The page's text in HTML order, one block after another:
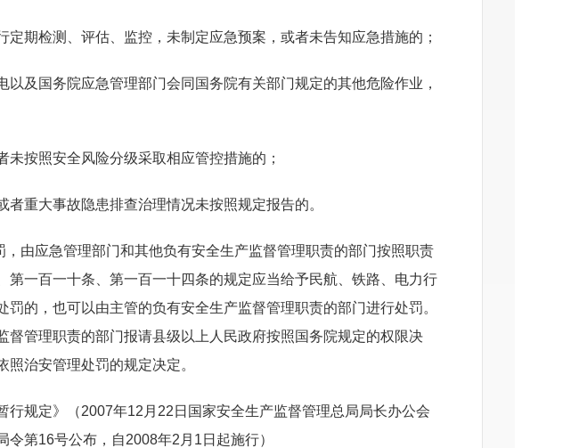
定期检测、评估、监控，未制定应急预案，或者未告知应急措施的；
以及国务院应急管理部门会同国务院有关部门规定的其他危险作业，
未按照安全风险分级采取相应管控措施的；
者重大事故隐患排查治理情况未按照规定报告的。
由应急管理部门和其他负有安全生产监督管理职责的部门按照职责
第一百一十条、第一百一十四条的规定应当给予民航、铁路、电力行
的，也可以由主管的负有安全生产监督管理职责的部门进行处罚。
督管理职责的部门报请县级以上人民政府按照国务院规定的权限决
治安管理处罚的规定决定。
行规定》（2007年12月22日国家安全生产监督管理总局局长办公会
第16号公布，自2008年2月1日起施行）